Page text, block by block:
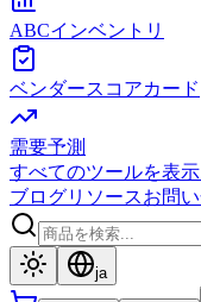
ABCインベントリ
ベンダースコアカード
需要予測
すべてのツールを表示
ブログリソースお問
ja